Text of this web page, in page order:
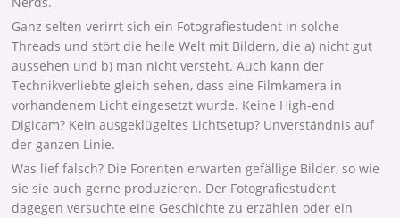
Ganz selten verirrt sich ein Fotografiestudent in solche
Threads und stört die heile Welt mit Bildern, die a) nicht gut
aussehen und b) man nicht versteht. Auch kann der
Technikverliebte gleich sehen, dass eine Filmkamera in
vorhandenem Licht eingesetzt wurde. Keine High-end
Digicam? Kein ausgeklügeltes Lichtsetup? Unverständnis auf
der ganzen Linie.
Was lief falsch? Die Forenten erwarten gefällige Bilder, so wie
sie sie auch gerne produzieren. Der Fotografiestudent
dagegen versuchte eine Geschichte zu erzählen oder ein